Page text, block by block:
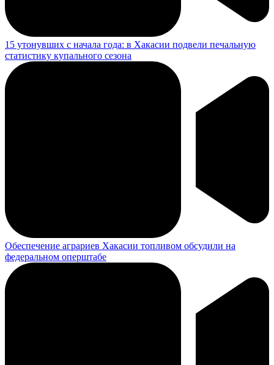
15 утонувших с начала года: в Хакасии подвели печальную
статистику купального сезона
Обеспечение аграриев Хакасии топливом обсудили на
федеральном оперштабе